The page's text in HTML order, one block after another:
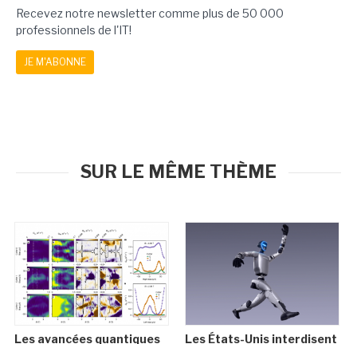
Recevez notre newsletter comme plus de 50 000
professionnels de l'IT!
JE M'ABONNE
SUR LE MÊME THÈME
Les avancées quantiques
Les États-Unis interdisent